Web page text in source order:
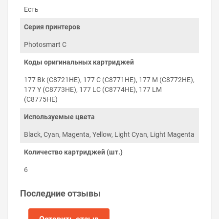
принтера и обнуление уровня чернил при
Заправка и установка
картриджей на HP
Photosmart C6240
Установка перезаправляемых картриджей HP
Photosmart C6240 проходит в два этапа: заправка
чернилами и установка в слот принтера,
Есть
Серия принтеров
Photosmart C
Коды оригинальных картриджей
177 Bk (C8721HE), 177 C (C8771HE), 177 M (C8772HE),
177 Y (C8773HE), 177 LC (C8774HE), 177 LM
(C8775HE)
Используемые цвета
Black, Cyan, Magenta, Yellow, Light Cyan, Light Magenta
Количество картриджей (шт.)
6
Последние отзывы